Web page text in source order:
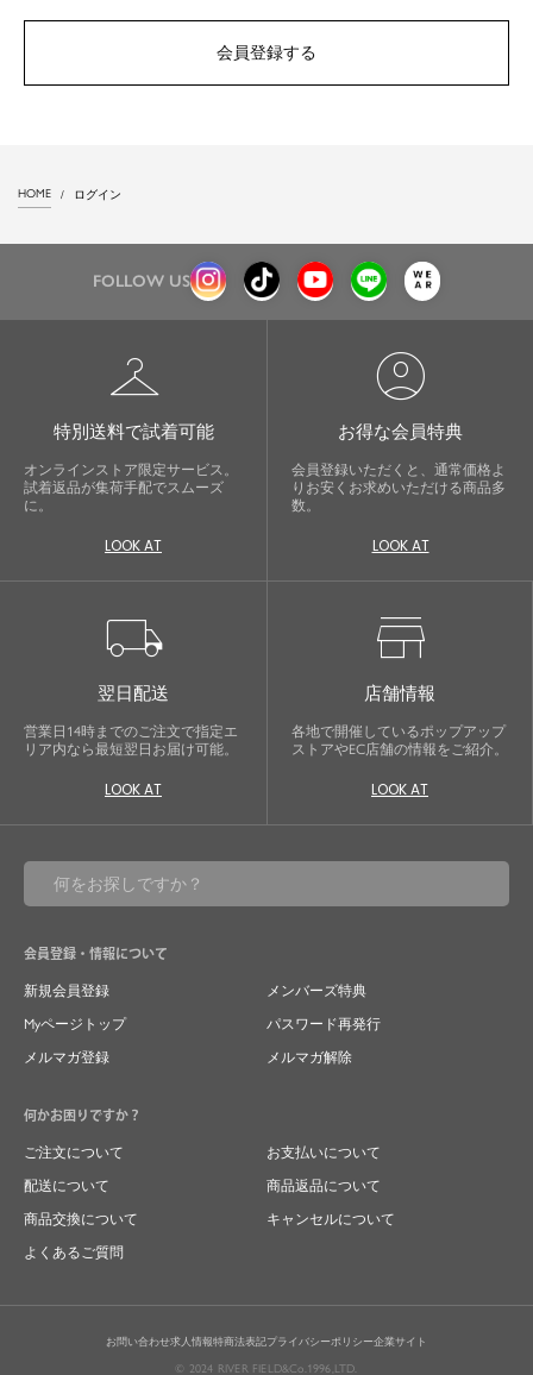
会員登録する
HOME ログイン
FOLLOW US
checkroom
特別送料で試着可能
オンラインストア限定サービス。
試着返品が集荷手配でスムーズ
に。
LOOK AT
account_circle
お得な会員特典
会員登録いただくと、通常価格よ
りお安くお求めいただける商品多
数。
LOOK AT
local_shipping
翌日配送
営業日14時までのご注文で指定エ
リア内なら最短翌日お届け可能。
LOOK AT
store
店舗情報
各地で開催しているポップアップ
ストアやEC店舗の情報をご紹介。
LOOK AT
会員登録・情報について
新規会員登録
メンバーズ特典
Myページトップ
パスワード再発行
メルマガ登録
メルマガ解除
何かお困りですか？
ご注文について
お支払いについて
配送について
商品返品について
商品交換について
キャンセルについて
よくあるご質問
お問い合わせ求人情報特商法表記プライバシーポリシー企業サイト
© 2024 RIVER FIELD&Co.1996,LTD.